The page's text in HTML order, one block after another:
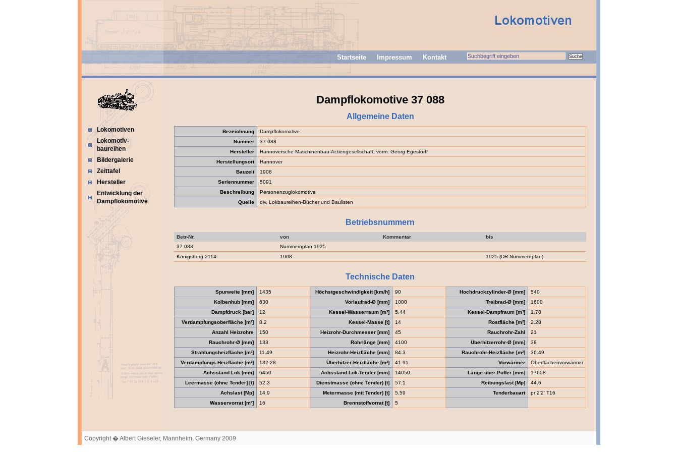
Startseite Impressum Kontakt
Lokomotiven
Lokomotiv-
baureihen
Bildergalerie
Zeittafel
Hersteller
Entwicklung der
Dampflokomotive
Dampflokomotive 37 088
Allgemeine Daten
Bezeichnung
Dampflokomotive
Nummer
37 088
Hersteller
Hannoversche Maschinenbau-Actiengesellschaft, vorm. Georg Egestorff
Herstellungsort
Hannover
Bauzeit
1908
Seriennummer
5091
Beschreibung
Personenzuglokomotive
Quelle
div. Lokbaureihen-Bücher und Baulisten
Betriebsnummern
Betr-Nr. von Kommentar
bis
37 088
Nummernplan 1925
Königsberg 2114
1908 1925 (DR-Nummernplan)
Technische Daten
Spurweite [mm] 1435 Höchstgeschwindigkeit [km/h] 90 Hochdruckzylinder-Ø [mm]
540
Kolbenhub [mm]
630 Vorlaufrad-Ø [mm] 1000 Treibrad-Ø [mm]
1600
Dampfdruck [bar]
12 Kessel-Wasserraum [m³] 5.44 Kessel-Dampfraum [m³]
1.78
Verdampfungsoberfläche [m²]
8.2 Kessel-Masse [t] 14 Rostfläche [m²]
2.28
Anzahl Heizrohre
150 Heizrohr-Durchmesser [mm] 45 Rauchrohr-Zahl
21
Rauchrohr-Ø [mm]
133 Rohrlänge [mm] 4100 Überhitzerrohr-Ø [mm]
38
Strahlungsheizfläche [m²]
11.49 Heizrohr-Heizfläche [mm] 84.3 Rauchrohr-Heizfläche [m²]
36.49
Verdampfungs-Heizfläche [m²]
132.28 Überhitzer-Heizfläche [m²] 41.91 Vorwärmer
Oberflächenvorwärmer
Achsstand Lok [mm]
6450 Achsstand Lok-Tender [mm] 14050 Länge über Puffer [mm]
17608
Leermasse (ohne Tender] [t]
52.3 Dienstmasse (ohne Tender) [t] 57.1 Reibungslast [Mp]
44.6
Achslast [Mp]
14.9 Metermasse (mit Tender) [t] 5.59 Tenderbauart
pr 2'2' T16
Wasservorrat [m³]
16 Brennstoffvorrat [t] 5
Copyright � Albert Gieseler, Mannheim, Germany 2009